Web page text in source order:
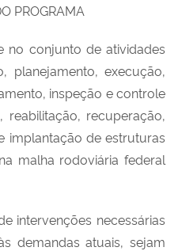
PROGRAMA
no conjunto de atividades
planejamento, execução,
inspeção e controle
recuperação,
implantação de estruturas
malha rodoviária federal
intervenções necessárias
demandas atuais, sejam